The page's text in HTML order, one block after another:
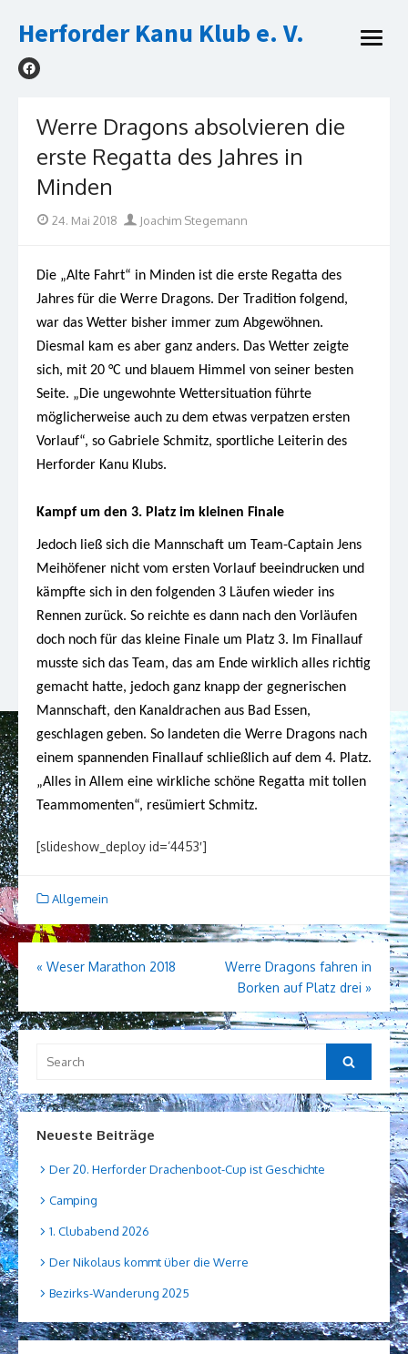
to
Herforder Kanu Klub e. V.
open
Werre Dragons absolvieren die
erste Regatta des Jahres in
Minden
Posted
24. Mai 2018 Author
Joachim Stegemann
Die „Alte Fahrt“ in Minden ist die erste Regatta des
Jahres für die Werre Dragons. Der Tradition folgend,
war das Wetter bisher immer zum Abgewöhnen.
Diesmal kam es aber ganz anders. Das Wetter zeigte
sich, mit 20 °C und blauem Himmel von seiner besten
Seite. „Die ungewohnte Wettersituation führte
möglicherweise auch zu dem etwas verpatzen ersten
Vorlauf“, so Gabriele Schmitz, sportliche Leiterin des
Herforder Kanu Klubs.
Kampf um den 3. Platz im kleinen Finale
Jedoch ließ sich die Mannschaft um Team-Captain Jens
Meihöfener nicht vom ersten Vorlauf beeindrucken und
kämpfte sich in den folgenden 3 Läufen wieder ins
Rennen zurück. So reichte es dann nach den Vorläufen
doch noch für das kleine Finale um Platz 3. Im Finallauf
musste sich das Team, das am Ende wirklich alles richtig
gemacht hatte, jedoch ganz knapp der gegnerischen
Mannschaft, den Kanaldrachen aus Bad Essen,
geschlagen geben. So landeten die Werre Dragons nach
einem spannenden Finallauf schließlich auf dem 4. Platz.
„Alles in Allem eine wirkliche schöne Regatta mit tollen
Teammomenten“, resümiert Schmitz.
[slideshow_deploy id=’4453′]
Allgemein
Beitragsnavigation
« Weser Marathon 2018
Werre Dragons fahren in
Borken auf Platz drei »
for:
Search
Neueste Beiträge
Der 20. Herforder Drachenboot-Cup ist Geschichte
Camping
1. Clubabend 2026
Der Nikolaus kommt über die Werre
Bezirks-Wanderung 2025